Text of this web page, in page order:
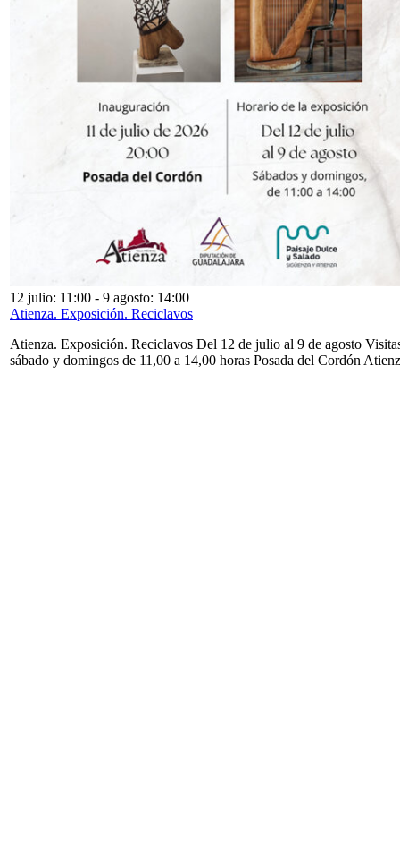
12 julio: 11:00 - 9 agosto: 14:00
Atienza. Exposición. Reciclavos
Atienza. Exposición. Reciclavos Del 12 de julio al 9 de agosto
sábado y domingos de 11,00 a 14,00 horas Posada del Cordón